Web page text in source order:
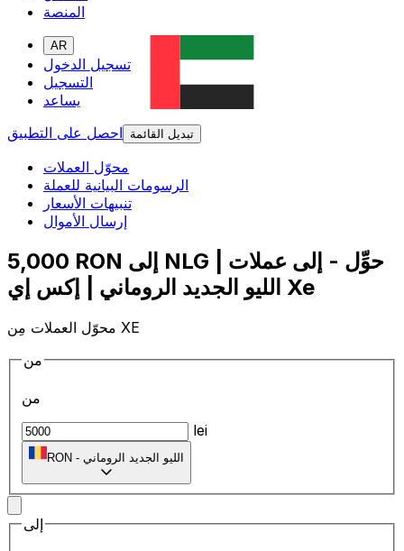
المنصة
AR
تسجيل الدخول
التسجيل
يساعد
احصل على التطبيق
تبديل القائمة
محوّل العملات
الرسومات البيانية للعملة
تنبيهات الأسعار
إرسال الأموال
5,000 RON إلى NLG | حوِّل - إلى عملات
الليو الجديد الروماني | إكس إي Xe
محوّل العملات مِن XE
من
من
lei
RON - الليو الجديد الروماني
إلى